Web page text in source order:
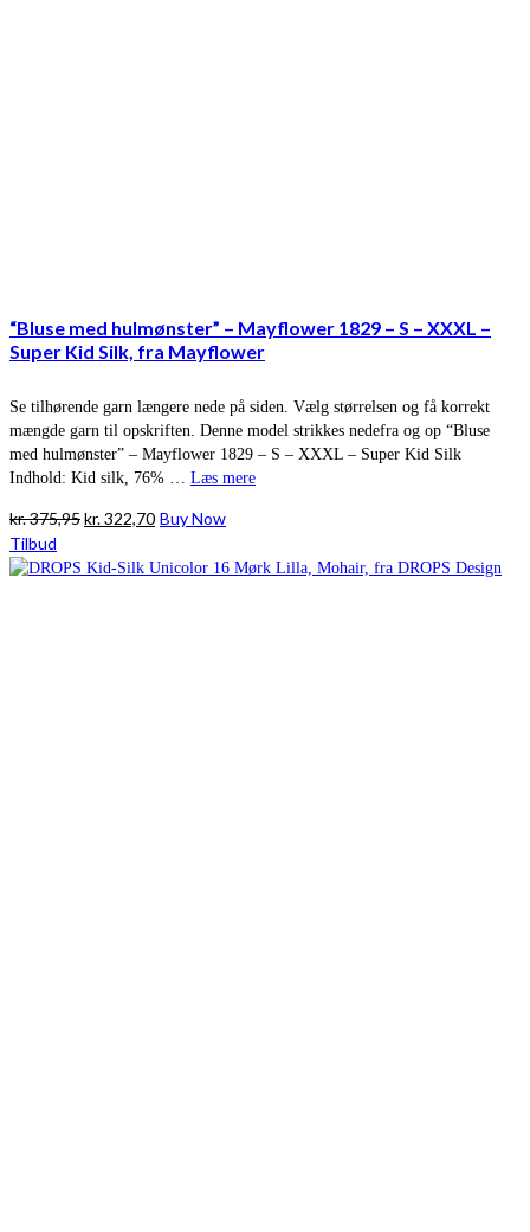
“Bluse med hulmønster” – Mayflower 1829 – S – XXXL –
Super Kid Silk, fra Mayflower
Se tilhørende garn længere nede på siden. Vælg størrelsen og få korrekt
mængde garn til opskriften. Denne model strikkes nedefra og op “Bluse
med hulmønster” – Mayflower 1829 – S – XXXL – Super Kid Silk
Indhold: Kid silk, 76% … Læs mere
kr.375,95Den
pris
kr.322,70Den
pris
Buy Now
Tilbud